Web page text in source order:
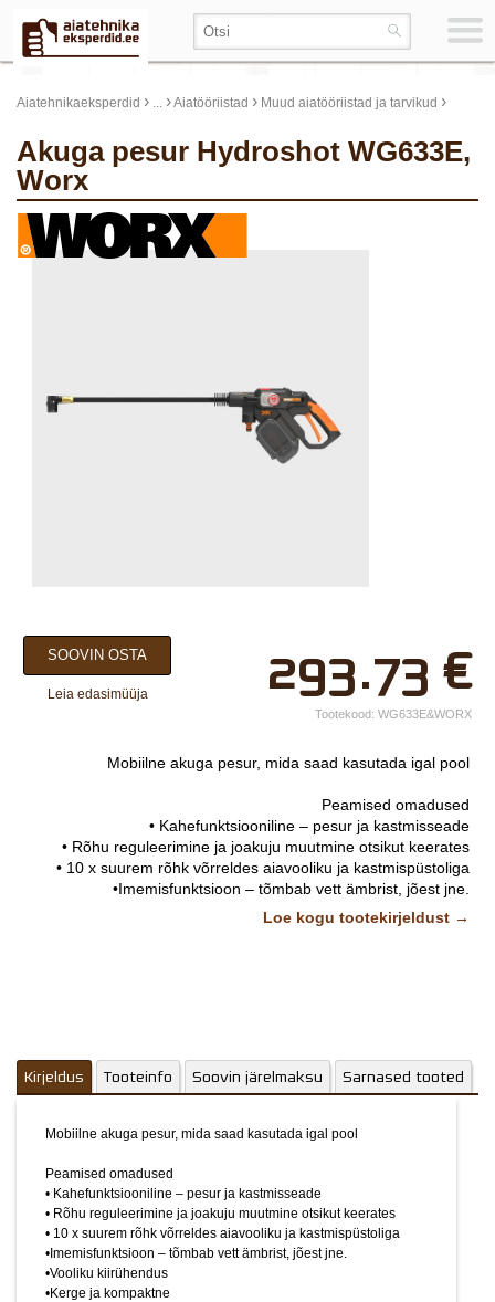
Aiatehnikaeksperdid › ... ›Aiatööriistad › Muud aiatööriistad ja tarvikud ›
Akuga pesur Hydroshot WG633E,
Worx
×
Teie nimi*
Ettevõtte nimi.
Telefon*
E-post*
Vali lähim keskus*
Lisainfo
293.73 €
SOOVIN OSTA
Leia edasimüüja
Tootekood: WG633E&WORX
Mobiilne akuga pesur, mida saad kasutada igal pool
Peamised omadused
• Kahefunktsiooniline – pesur ja kastmisseade
• Rõhu reguleerimine ja joakuju muutmine otsikut keerates
• 10 x suurem rõhk võrreldes aiavooliku ja kastmispüstoliga
•Imemisfunktsioon – tõmbab vett ämbrist, jõest jne.
•Vooliku kiirühendus
•Kerge ja kompaktne
Komplektis
Aku 20V 4 Ah, 1 h laadija, 6 m voolik ujuki ja filtriga,
Pildid ja videod on illustratiivsed.
Loe kogu tootekirjeldust →
Kirjeldus Tooteinfo Soovin järelmaksu Sarnased tooted
Mobiilne akuga pesur, mida saad kasutada igal pool
Peamised omadused
• Kahefunktsiooniline – pesur ja kastmisseade
• Rõhu reguleerimine ja joakuju muutmine otsikut keerates
• 10 x suurem rõhk võrreldes aiavooliku ja kastmispüstoliga
•Imemisfunktsioon – tõmbab vett ämbrist, jõest jne.
•Vooliku kiirühendus
•Kerge ja kompaktne